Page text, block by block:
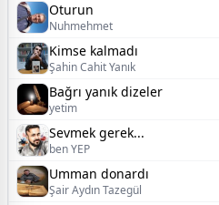
Oturun
Nuhmehmet
Kimse kalmadı
Şahin Cahit Yanık
Bağrı yanık dizeler
yetim
Sevmek gerek...
ben YEP
Umman donardı
Şair Aydın Tazegül